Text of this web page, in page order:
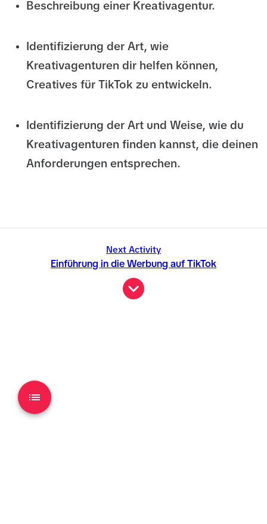
Beschreibung einer Kreativagentur.
Identifizierung der Art, wie
Kreativagenturen dir helfen können,
Creatives für TikTok zu entwickeln.
Identifizierung der Art und Weise, wie du
Kreativagenturen finden kannst, die deinen
Anforderungen entsprechen.
Next Activity
Einführung in die Werbung auf TikTok